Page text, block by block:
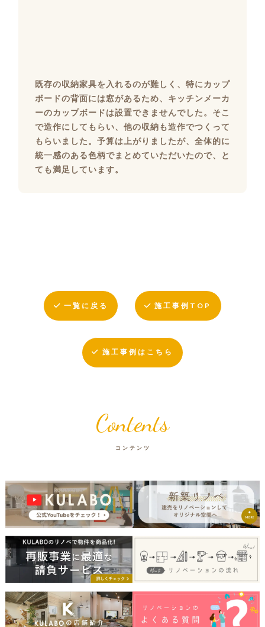
既存の収納家具を入れるのが難しく、特にカップ
ボードの背面には窓があるため、キッチンメーカ
ーのカップボードは設置できませんでした。そこ
で造作にしてもらい、他の収納も造作でつくって
もらいました。予算は上がりましたが、全体的に
統一感のある色柄でまとめていただいたので、と
ても満足しています。
一覧に戻る 施工事例TOP
施工事例はこちら
Contents
コンテンツ